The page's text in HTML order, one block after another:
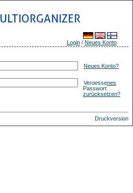
ULTIORGANIZER
Login / Neues Konto
Neues Konto?
Vergessenes
Passwort
zurücksetzen?
Druckversion